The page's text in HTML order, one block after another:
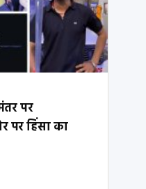
पर
पर हिंसा का